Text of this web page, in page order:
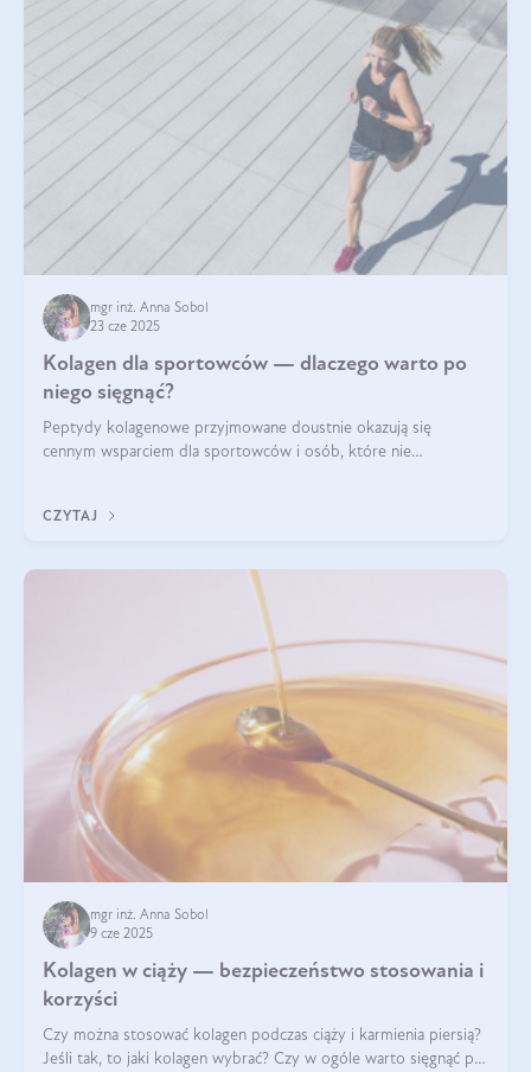
mgr inż. Anna Sobol
23 cze 2025
Kolagen dla sportowców — dlaczego warto po
niego sięgnąć?
Peptydy kolagenowe przyjmowane doustnie okazują się
cennym wsparciem dla sportowców i osób, które nie
CZYTAJ
mgr inż. Anna Sobol
9 cze 2025
Kolagen w ciąży — bezpieczeństwo stosowania i
korzyści
Czy można stosować kolagen podczas ciąży i karmienia piersią?
Jeśli tak, to jaki kolagen wybrać? Czy w ogóle warto sięgnąć po